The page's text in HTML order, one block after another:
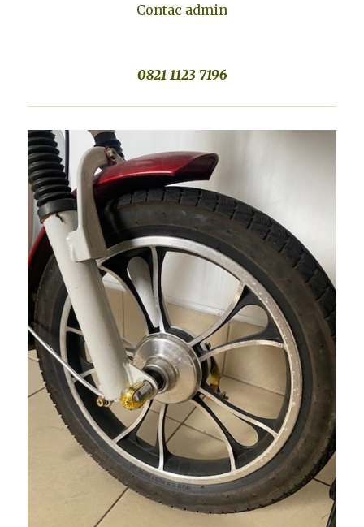
Contac admin
0821 1123 7196